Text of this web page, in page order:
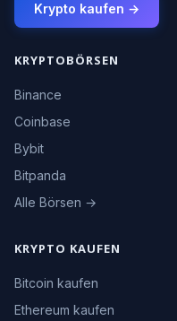
Krypto kaufen →
KRYPTOBÖRSEN
Binance
Coinbase
Bybit
Bitpanda
Alle Börsen →
KRYPTO KAUFEN
Bitcoin kaufen
Ethereum kaufen